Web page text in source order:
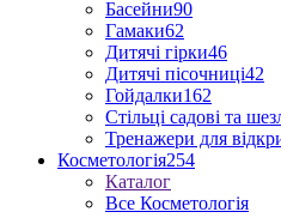
Басейни90
Гамаки62
Дитячі гірки46
Дитячі пісочниці42
Гойдалки162
Стільці садові та
Тренажери для
Косметологія254
Каталог
Все Косметологія